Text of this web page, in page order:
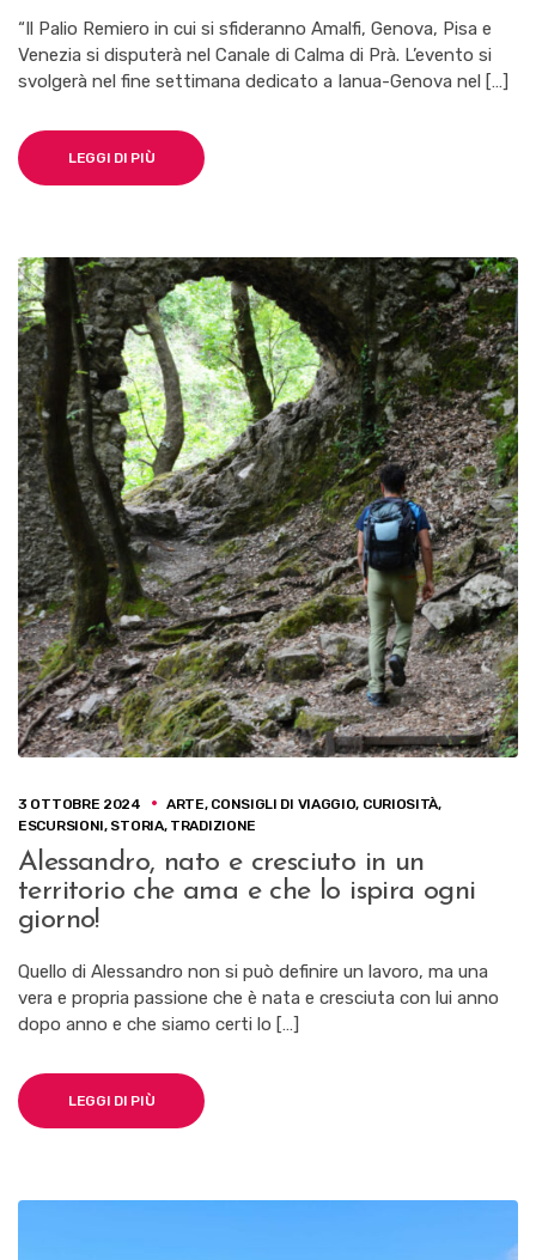
“Il Palio Remiero in cui si sfideranno Amalfi, Genova, Pisa e
Venezia si disputerà nel Canale di Calma di Prà. L’evento si
svolgerà nel fine settimana dedicato a Ianua-Genova nel […]
LEGGI DI PIÙ
3 OTTOBRE 2024 ARTE, CONSIGLI DI VIAGGIO, CURIOSITÀ,
ESCURSIONI, STORIA, TRADIZIONE
Alessandro, nato e cresciuto in un
territorio che ama e che lo ispira ogni
giorno!
Quello di Alessandro non si può definire un lavoro, ma una
vera e propria passione che è nata e cresciuta con lui anno
dopo anno e che siamo certi lo […]
LEGGI DI PIÙ